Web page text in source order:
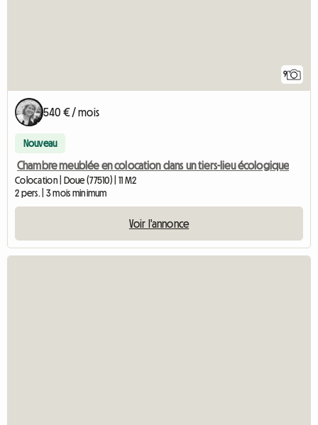
9
540 € / mois
Nouveau
Chambre meublée en colocation dans un tiers-lieu écologique
Colocation | Doue (77510) | 11 M2
2 pers. | 3 mois minimum
Voir l'annonce